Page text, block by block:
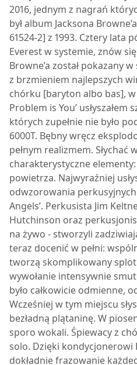
2016, jednym z nagrań
był album Jacksona
61524-2] z 1993. Cztery lata
Everest w systemie, znów
Browne’a został pokazany
z brzmieniem najlepszych
chórku [baryton albo bas],
Problem is You’
których zupełnie nie było
6000T. Bębny wręcz
pełnym realizmem. Słychać
charakterystyczne
powietrza. Najwyraźniej
odwzorowania
Angels’. Perkusista Jim
Hutchinson oraz
na żywo - stworzyli
teraz docenić w pełni:
tworzą skomplikowany
wywołanie intensywnie
było całkowicie odmienne,
Wcześniej w tym miejscu
bezładną plątaninę. W
sporo wokali. Śpiewacy z
solo. Dzięki kondycjonerowi
dokładnie frazowanie